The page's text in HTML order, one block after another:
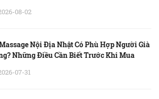
08-02
Nội Địa Nhật Có Phù Hợp Người Già
Những Điều Cần Biết Trước Khi Mua
07-31